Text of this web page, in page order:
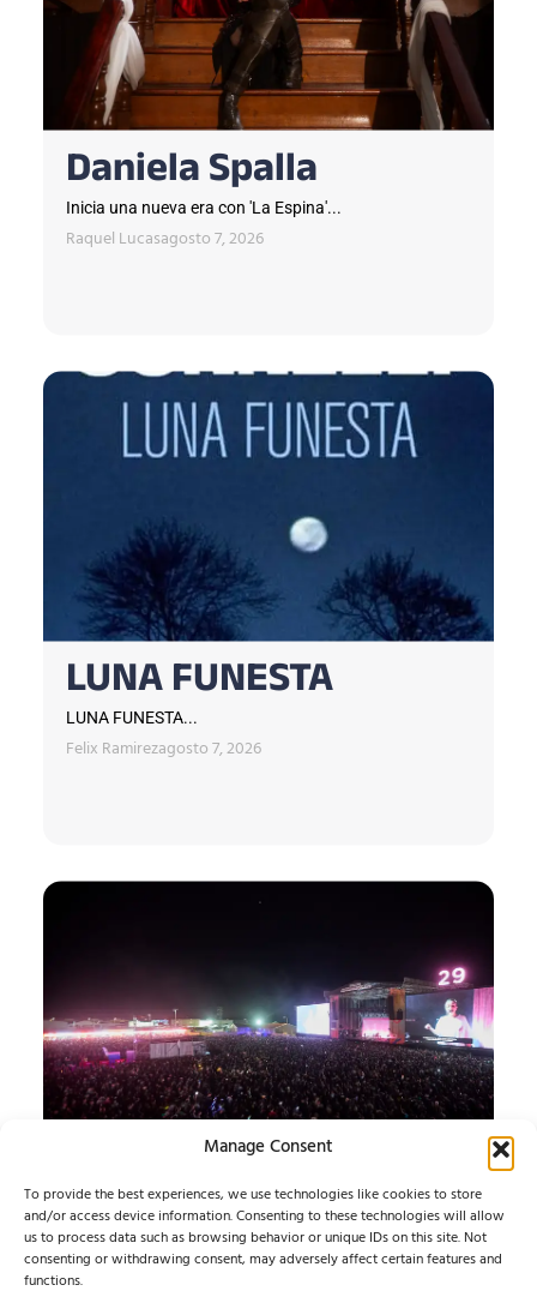
Manage Consent
To provide the best experiences, we use technologies like cookies to store
and/or access device information. Consenting to these technologies will allow
us to process data such as browsing behavior or unique IDs on this site. Not
consenting or withdrawing consent, may adversely affect certain features and
functions.
Daniela Spalla
Inicia una nueva era con 'La Espina'...
Raquel Lucasagosto 7, 2026
LUNA FUNESTA
LUNA FUNESTA...
Felix Ramirezagosto 7, 2026
SONORAMA RIBERA 26
JUEVES
ARANDA SE ENTREGA A SONORAMA Y BARRY B
CONQUISTA LA PLAZA DEL TRIGO...